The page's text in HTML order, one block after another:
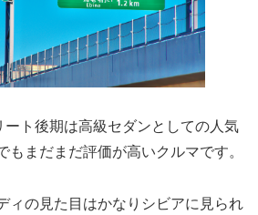
ート後期は高級セダンとしての人気
もまだまだ評価が高いクルマです。
ィの見た目はかなりシビアに見られ